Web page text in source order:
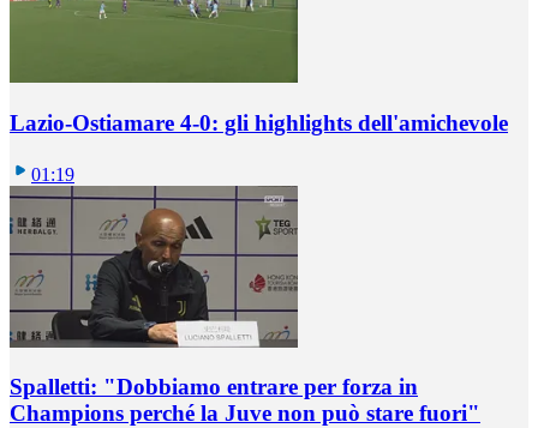
Lazio-Ostiamare 4-0: gli highlights dell'amichevole
01:19
Spalletti: "Dobbiamo entrare per forza in
Champions perché la Juve non può stare fuori"